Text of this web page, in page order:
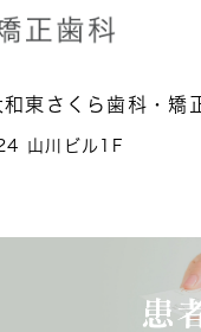
東さくら歯科・矯
山川ビル1F